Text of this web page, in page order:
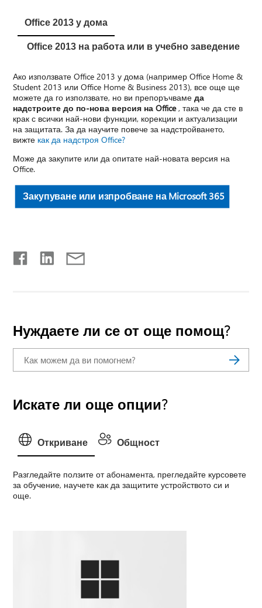
Office 2013 у дома
Office 2013 на работа или в учебно заведение
Ако използвате Office 2013 у дома (например Office Home &
Student 2013 или Office Home & Business 2013), все още ще
можете да го използвате, но ви препоръчвамеда
надстроите до по-нова версия на Office, така че да сте в
крак с всички най-нови функции, корекции и актуализации
на защитата. За да научите повече за надстройването,
вижте как да надстроя Office?
Може да закупите или да опитате най-новата версия на
Office.
Закупуване или изпробване на Microsoft 365
Нуждаете ли се от още помощ?
Искате ли още опции?
Откриване Общност
Разгледайте ползите от абонамента, прегледайте курсовете
за обучение, научете как да защитите устройството си и
още.